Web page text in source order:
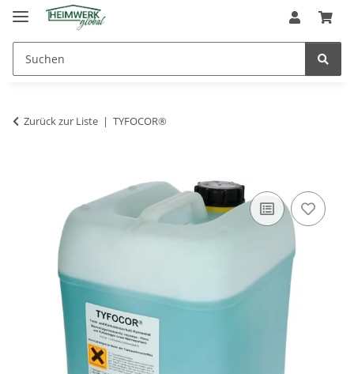
Zurück zur Liste TYFOCOR®